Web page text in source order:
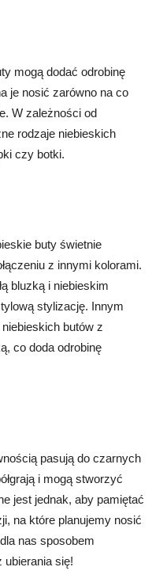
mogą dodać odrobinę
je nosić zarówno na co
W zależności od
rodzaje niebieskich
czy botki.
buty świetnie
z innymi kolorami.
bluzką i niebieskim
stylizację. Innym
butów z
co doda odrobinę
pasują do czarnych
i mogą stworzyć
jest jednak, aby pamiętać
na które planujemy nosić
nas sposobem
ubierania się!